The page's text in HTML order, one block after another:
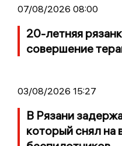
07/08/2026 08:00
20-летняя
совершение
03/08/2026 15:27
В Рязани
который снял на